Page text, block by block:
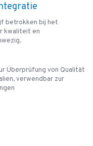
betrokken bij het
kwaliteit en
Überprüfung von Qualität
verwendbar zur